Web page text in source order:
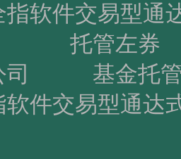
本着对等自觉、憨厚信用、充分保护基金份额抓有 东谈主正当权益的原则，经协商一致，签订本左券。 汇添富中证全指软件交易型通达式指数证券投资基金发起式贯串基金 托管左券 三、 基金托管东谈主对基金管理东谈主的业务监督和核查 （一）基金托管东谈主根据关系法律律例的章程及基金合同的约定，对基金投资 界限、投资对象进行监督。基金合同明确约定基金投资立场或证券选择尺度的， 基金管理东谈主应按照基金托管东谈主要求的神情提供投资品种池，以便基金托管东谈主运用 相干本领系统，对基金推行投资是否相宜基金合同对于证券选择尺度的约定进行 监督，对存在疑义的事项进行核查。 本基金主要投资于主见 ETF、方向指数成份股及备选成份股。为更好地达成 投资主见，本基金还可投资于包括国内照章刊行上市的股票（含主板、创业板及 其他经中国证监会允许上市的股票、存托凭证）、债券（包括国债、央行单据、 金融债、企业债、公司债、中期单据、短期融资券、超短期融资券、次级债券、 政府扶助债券、政府扶助机构债券、所在政府债券、可交换债券、可挪动债券（含 分离交易可转债）过火他经中国证监会允许投资的债券）、股指期货、国债期货、 股票期权、资产扶助证券、债券回购、同行存单、银行存款（包含左券存款、定 期存款过火他银行存款）、货币市集用具以及法律律例或中国证监会允许基金投 资的其他金融用具(但须相宜中国证监会相干章程)。 本基金可根据法律律例的章程参与融资及转融通证券出借业务。 如法律律例或监管机构以后允许基金投资其他品种，基金管理东谈主在履行适应 技艺后，不错将其纳入投资界限。 本基金投资于主见 ETF 的资产不低于基金资产净值的 90%，每个交易日日 终在扣除国债期货、股指期货和股票期权合约需缴纳的交易保证金后，本基金保 留的现款或投资于到期日在一年以内的政府债券的比例整个不低于基金资产净 值的 5%。其中现款不包括结算备付金、存出保证金、应收申购款等。 如法律律例或监管机构变更投资品种的投资比例限制，基金管理东谈主在履行适 当技艺后，不错调整上述投资品种的投资比例。 （二）基金托管东谈主根据关系法律律例的章程及基金合同的约定，对基金投资 比例进行监督。基金托管东谈主按下述比例和调整期限进行监督： （1）本基金投资于主见 ETF 的比例不低于基金资产净值的 90%； （2）每个交易日日终在扣除国债期货、股指期货和股票期权合约需缴纳的 交易保证金后，本基金保留的现款或投资于到期日在一年以内的政府债券的比 汇添富中证全指软件交易型通达式指数证券投资基金发起式贯串基金 托管左券 例整个不低于基金资产净值的 5%。其中现款不包括结算备付金、存出保证金和 应收申购款等； （3）本基金投资于统一原始权益东谈主的各种资产扶助证券的比例，不得越过基 金资产净值的 10％； （4）本基金抓有的一谈资产扶助证券，其市值不得越过基金资产净值的 20％； （5）本基金抓有的统一(指统一信用级别)资产扶助证券的比例，不得越过该 资产扶助证券范畴的 10％； （6）本基金管理东谈主宰理且由本基金托管东谈主托管的一谈基金投资于统一原始 权益东谈主的各种资产扶助证券，不得越过其各种资产扶助证券整个范畴的 10％； （7）本基金应投资于信用级别评级为 BBB 以上(含 BBB)的资产扶助证 券。基金抓有资产扶助证券时代，若是其信用等级着落、不再相宜投资尺度， 应在评级进展发布之日起 3 个月内给予一谈卖出； （8）基金财产参与股票刊行申购，本基金所陈诉的金额不越过本基金的总资 产，本基金所陈诉的股票数目不越过拟刊行股票公司本次刊行股票的总量； （9）本基金主动投资于流动性受限资产的市值整个不得越过本基金资产净 值的 15%；因证券市集波动、上市公司股票停牌、基金范畴变动等基金管理东谈主 之外的成分甚而基金不相宜该比例限制的，基金管理东谈主不得主动新增流动性受 限资产的投资； （10）本基金与私募类证券资管产物及中国证监会认定的其他主体为交易 敌手开展逆回购交易的，可接受质押品的天资要求应当与本基金合同约定的投 资界限保抓一致； （11）本基金资产总值不越过基金资产净值的 140%； （12）本基金参与股指期货和国债期货交易的，应当顺服下列要求： 券市值之和，不得越过基金资产净值的 100%；其中，有价证券指股票、债券 （不含到期日在一年以内的政府债券）、资产扶助证券、买入返售金融资产 （不含质押式回购）等； 资产净值的 10%；在职何交易日日终，抓有的卖出股指期货合约价值不得越过基 汇添富中证全指软件交易型通达式指数证券投资基金发起式贯串基金 托管左券 金抓有的股票总市值的 20%；本基金在职何交易日内交易（不包括平仓）的股指 期货合约的成交金额不得越过上一交易日基金资产净值的 20%；本基金所抓有的 股票市值和买入、卖出股指期货合约价值，整个（轧差估量）应当相宜《基金合 同》对于股票投资比例的关系约定； 资产净值的 15%；在职何交易日日终，抓有的卖放洋债期货合约价值不得越过基 金抓有的债券总市值的 30%；在职何交易日内交易（不包括平仓）的国债期货合 约的成交金额不得越过上一交易日基金资产净值的 30%；本基金所抓有的债券 （不含到期日在一年以内的政府债券）市值和买入、卖放洋债期货合约价值，合 计（轧差估量）应当相宜基金合同对于债券投资比例的关系约定； （13）因未平仓的期权合约支付和收取的权益金总数不